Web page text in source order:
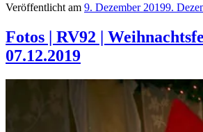
Veröffentlicht am 9. Dezember 20199.
Fotos | RV92 |
07.12.2019